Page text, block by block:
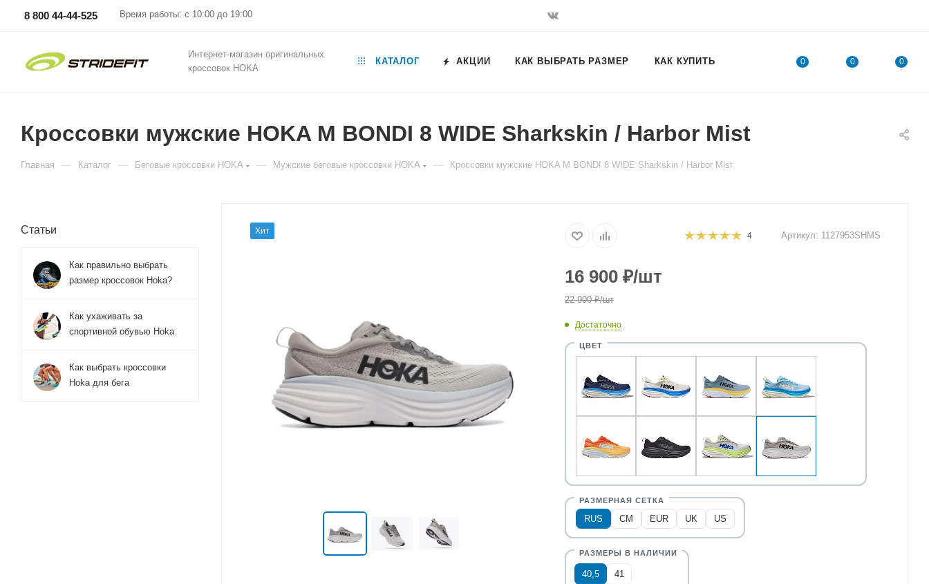
8 800 44-44-525 Время работы: с 10:00 до 19:00
0 0 0
Интернет-магазин оригинальных
кроссовок HOKA
КАТАЛОГ АКЦИИ КАК ВЫБРАТЬ РАЗМЕР КАК КУПИТЬ
Кроссовки мужские HOKA M BONDI 8 WIDE Sharkskin / Harbor Mist
Главная — Каталог — Беговые кроссовки HOKA — Мужские беговые кроссовки HOKA — Кроссовки мужские HOKA M BONDI 8 WIDE Sharkskin / Harbor Mist
Хит 4 Артикул: 1127953SHMS
16 900 ₽/шт
22 900₽/шт
Достаточно
RUS CM EUR UK US
40,5 41
Статьи
Как правильно выбрать
размер кроссовок Hoka?
Как ухаживать за
спортивной обувью Hoka
Как выбрать кроссовки
Hoka для бега